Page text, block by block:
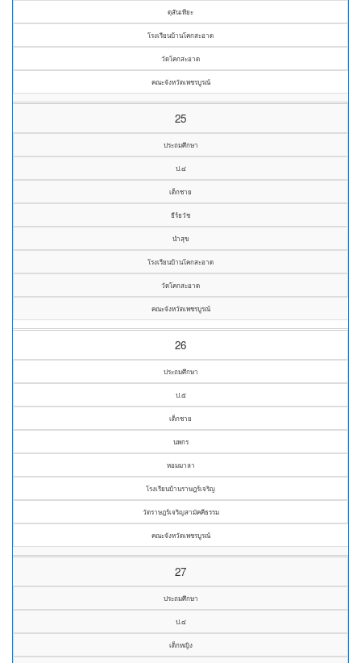
ดุสันเทียะ
โรงเรียนบ้านโคกสะอาด
วัดโคกสะอาด
คณะจังหวัดเพชรบูรณ์
25
ประถมศึกษา
ป.๔
เด็กชาย
ธีร์ธวัช
นำสุข
โรงเรียนบ้านโคกสะอาด
วัดโคกสะอาด
คณะจังหวัดเพชรบูรณ์
26
ประถมศึกษา
ป.๕
เด็กชาย
นพกร
หอมมาลา
โรงเรียนบ้านราษฎร์เจริญ
วัดราษฎร์เจริญสามัคคีธรรม
คณะจังหวัดเพชรบูรณ์
27
ประถมศึกษา
ป.๔
เด็กหญิง